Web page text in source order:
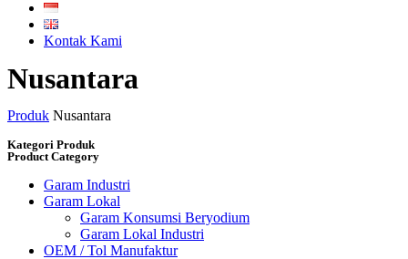
Kontak Kami
Nusantara
Produk Nusantara
Kategori Produk
Product Category
Garam Industri
Garam Lokal
Garam Konsumsi Beryodium
Garam Lokal Industri
OEM / Tol Manufaktur